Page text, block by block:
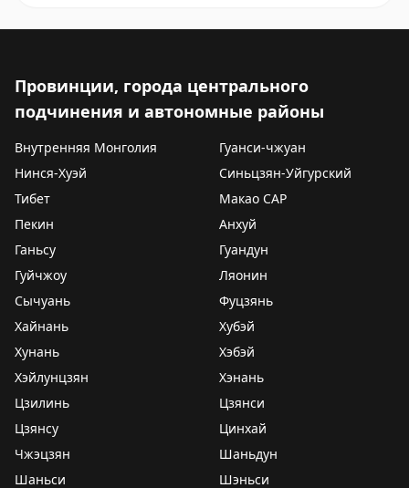
Провинции, города центрального
подчинения и автономные районы
Внутренняя Монголия
Гуанси-чжуан
Нинся-Хуэй
Синьцзян-Уйгурский
Тибет
Макао САР
Пекин
Анхуй
Ганьсу
Гуандун
Гуйчжоу
Ляонин
Сычуань
Фуцзянь
Хайнань
Хубэй
Хунань
Хэбэй
Хэйлунцзян
Хэнань
Цзилинь
Цзянси
Цзянсу
Цинхай
Чжэцзян
Шаньдун
Шаньси
Шэньси